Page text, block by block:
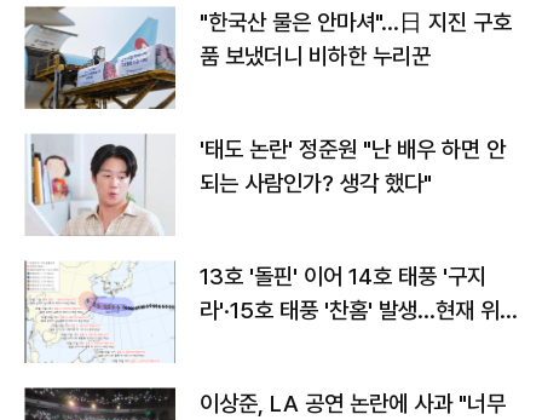
"한국산 물은 안마셔"…日 지진 구호
품 보냈더니 비하한 누리꾼
'태도 논란' 정준원 "난 배우 하면 안
되는 사람인가? 생각 했다"
13호 '돌핀' 이어 14호 태풍 '구지
라'·15호 태풍 '찬홈' 발생…현재 위
이상준, LA 공연 논란에 사과 "너무